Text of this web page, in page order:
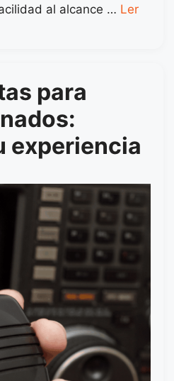
al alcance … Ler
para
experiencia